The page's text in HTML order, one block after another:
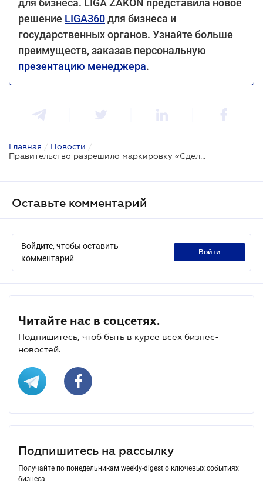
решение LIGA360для бизнеса и
государственных органов. Узнайте больше
преимуществ, заказав персональную
презентацию менеджера.
Главная / Новости /
Правительство разрешило маркировку «Сделано в Украине» на лекарствах без перерегистрации
Оставьте комментарий
Войдите, чтобы оставить
комментарий
войти
Читайте нас в соцсетях.
Подпишитесь, чтоб быть в курсе всех бизнес-
новостей.
Подпишитесь на рассылку
Получайте по понедельникам weekly-digest о ключевых событиях
бизнеса